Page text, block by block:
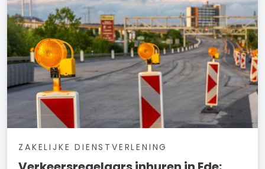
ZAKELIJKE DIENSTVERLENING